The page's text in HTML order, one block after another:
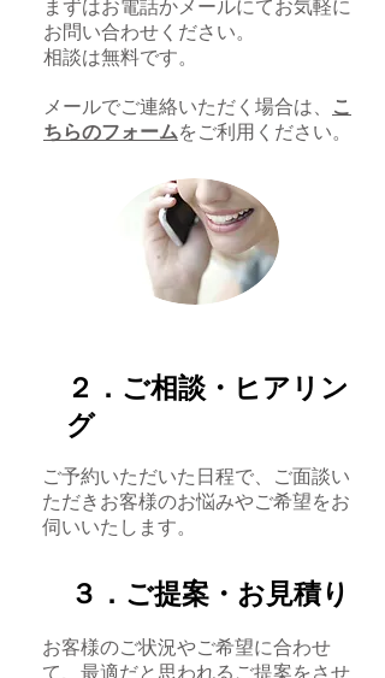
まずはお電話かメールにてお気軽に
お問い合わせください。
相談は無料です。
​メールでご連絡いただく場合は、 こ
ちらのフォームをご利用ください。
２．ご相談・ヒアリン
グ
​ご予約いただいた日程で、ご面談い
ただきお客様のお悩みやご希望をお
伺いいたします。
３．ご提案・お見積り
お客様のご状況やご希望に合わせ